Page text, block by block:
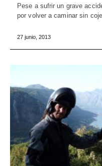
Pese a sufrir un grave
por volver a caminar sin
27 junio, 2013